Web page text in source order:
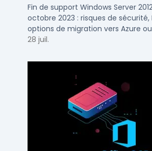
savoir
Fin de support Windows Server
octobre 2023 : risques de sécurité,
options de migration vers Azure
pour TPE, PME et ETI.
28 juil.